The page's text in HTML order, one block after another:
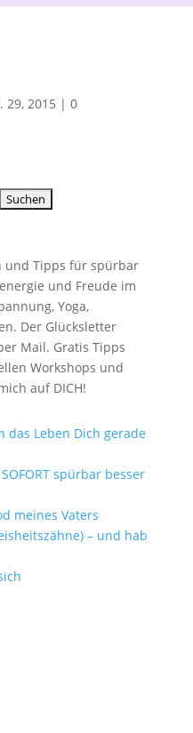
29, 2015 | 0
und Tipps für spürbar
und Freude im
Yoga,
Der Glücksletter
Mail. Gratis Tipps
Workshops und
auf DICH!
das Leben Dich gerade
spürbar besser
meines Vaters
– und hab